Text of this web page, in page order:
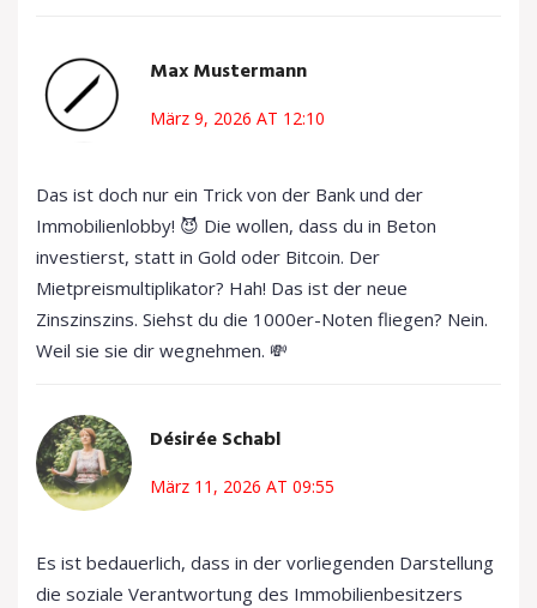
Max Mustermann
März 9, 2026 AT 12:10
Das ist doch nur ein Trick von der Bank und der
Immobilienlobby! 😈 Die wollen, dass du in Beton
investierst, statt in Gold oder Bitcoin. Der
Mietpreismultiplikator? Hah! Das ist der neue
Zinszinszins. Siehst du die 1000er-Noten fliegen? Nein.
Weil sie sie dir wegnehmen. 💸
Désirée Schabl
März 11, 2026 AT 09:55
Es ist bedauerlich, dass in der vorliegenden Darstellung
die soziale Verantwortung des Immobilienbesitzers